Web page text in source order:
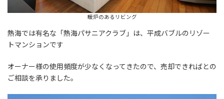
暖炉のあるリビング
熱海では有名な「熱海パサニアクラブ」は、平成バブルのリゾー
トマンションです
オーナー様の使用頻度が少なくなってきたので、売却できればとの
ご相談を承りました。